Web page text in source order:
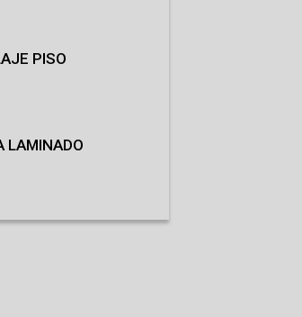
PISO
LAMINADO